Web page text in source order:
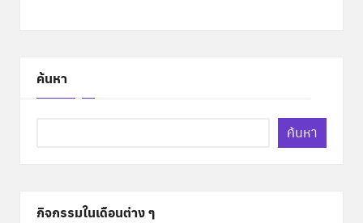
ค้นหา
ค้นหา
กิจกรรมในเดือนต่าง ๆ